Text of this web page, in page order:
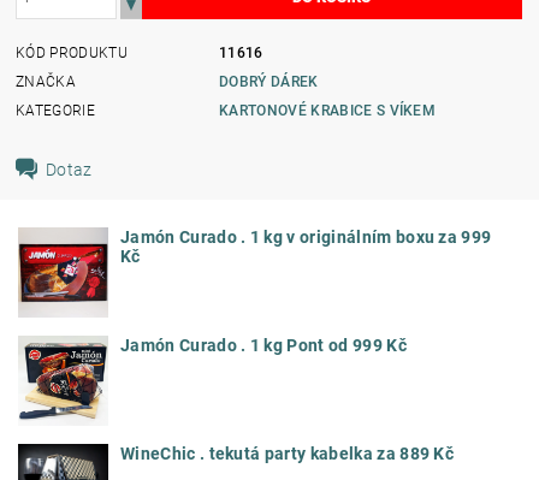
KÓD PRODUKTU
11616
ZNAČKA
DOBRÝ DÁREK
KATEGORIE
KARTONOVÉ KRABICE S VÍKEM
Dotaz
Jamón Curado . 1 kg v originálním boxu za 999
Kč
Jamón Curado . 1 kg Pont od 999 Kč
WineChic . tekutá party kabelka za 889 Kč